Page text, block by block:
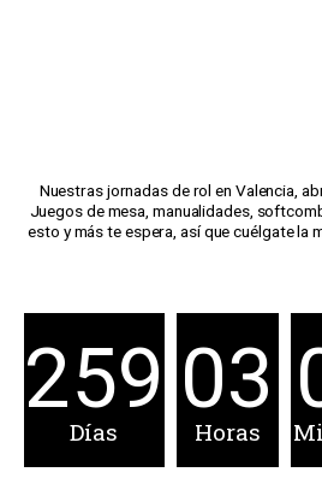
Nuestras jornadas de rol en Valencia,
Juegos de mesa, manualidades,
esto y más te espera, así que cuélgate la
259
Días
03
Horas